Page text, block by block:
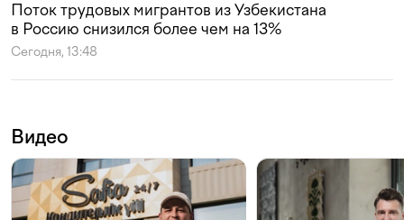
Поток трудовых мигрантов из Узбекистана
в Россию снизился более чем на 13%
Сегодня, 13:48
Видео